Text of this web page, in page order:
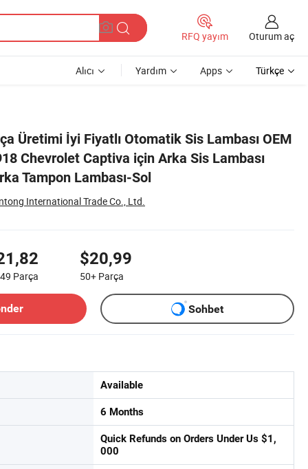
RFQ yayım Oturum aç
Alıcı Yardım Apps Türkçe
Üretimi İyi Fiyatlı Otomatik Sis Lambası OEM
Chevrolet Captiva için Arka Sis Lambası
Tampon Lambası-Sol
International Trade Co., Ltd.
Parça
$20,99
50+ Parça
Sohbet
Available
6 Months
Quick Refunds on Orders Under Us $1,
000